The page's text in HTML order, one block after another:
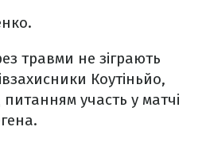
травми не зіграють
Коутіньйо,
участь у матчі